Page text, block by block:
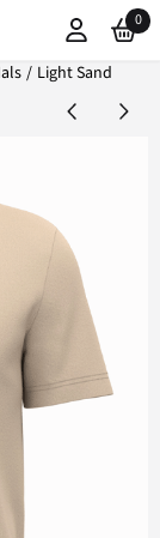
of sta alle 0
/ Light Sand